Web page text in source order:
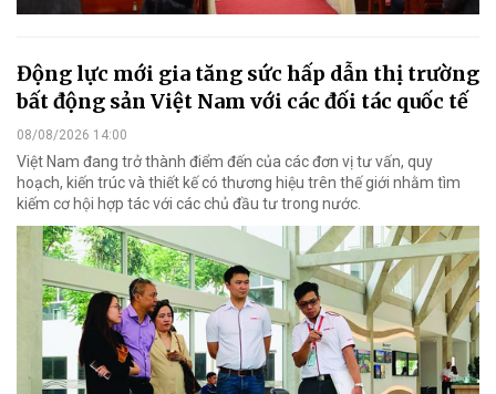
Động lực mới gia tăng sức hấp dẫn thị trường
bất động sản Việt Nam với các đối tác quốc tế
08/08/2026 14:00
Việt Nam đang trở thành điểm đến của các đơn vị tư vấn, quy
hoạch, kiến trúc và thiết kế có thương hiệu trên thế giới nhằm tìm
kiếm cơ hội hợp tác với các chủ đầu tư trong nước.